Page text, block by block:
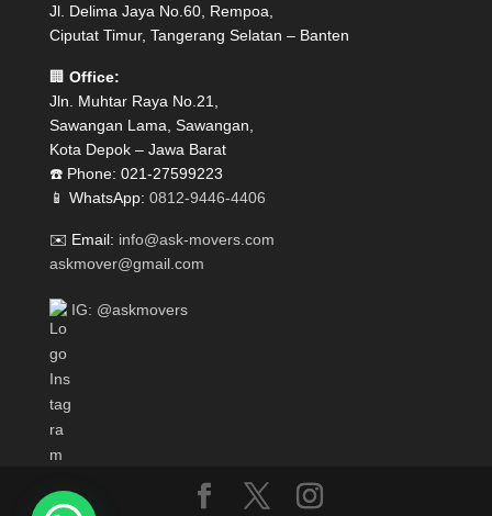
Jl. Delima Jaya No.60, Rempoa,
Ciputat Timur, Tangerang Selatan – Banten
🏢 Office:
Jln. Muhtar Raya No.21,
Sawangan Lama, Sawangan,
Kota Depok – Jawa Barat
☎️ Phone: 021-27599223
📱 WhatsApp: 0812-9446-4406
✉️ Email: info@ask-movers.com
askmover@gmail.com
IG: @askmovers